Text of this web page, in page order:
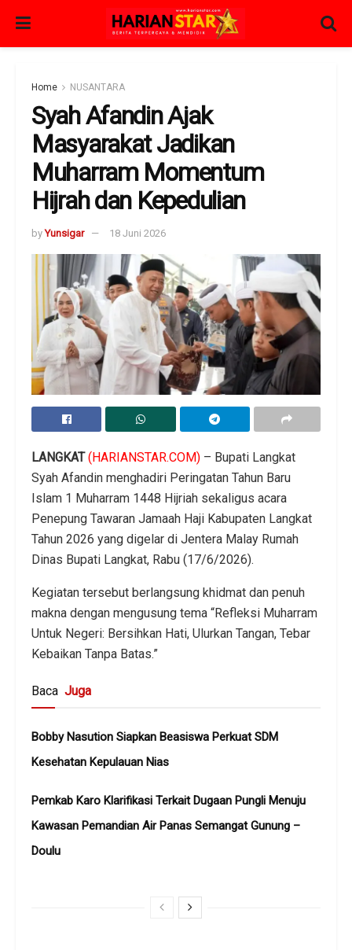
Home NUSANTARA
Syah Afandin Ajak
Masyarakat Jadikan
Muharram Momentum
Hijrah dan Kepedulian
by Yunsigar 18 Juni 2026
LANGKAT(HARIANSTAR.COM) – Bupati Langkat
Syah Afandin menghadiri Peringatan Tahun Baru
Islam 1 Muharram 1448 Hijriah sekaligus acara
Penepung Tawaran Jamaah Haji Kabupaten Langkat
Tahun 2026 yang digelar di Jentera Malay Rumah
Dinas Bupati Langkat, Rabu (17/6/2026).
Kegiatan tersebut berlangsung khidmat dan penuh
makna dengan mengusung tema “Refleksi Muharram
Untuk Negeri: Bersihkan Hati, Ulurkan Tangan, Tebar
Kebaikan Tanpa Batas.”
Baca Juga
Bobby Nasution Siapkan Beasiswa Perkuat SDM
Kesehatan Kepulauan Nias
Pemkab Karo Klarifikasi Terkait Dugaan Pungli Menuju
Kawasan Pemandian Air Panas Semangat Gunung –
Doulu ‎